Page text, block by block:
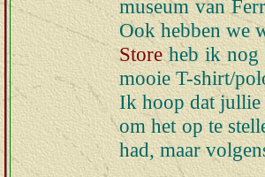
museum van
Ook hebben we
Storeheb ik nog
mooie T-shirt/
Ik hoop dat jullie
om het op te
had, maar